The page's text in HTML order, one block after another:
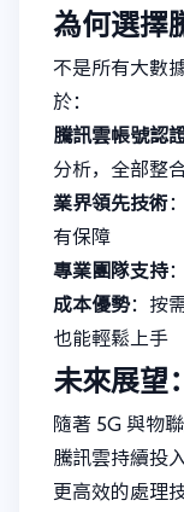
為何選擇
不是所有大數
於：
騰訊雲帳號認
分析，全部整
業界領先技術
有保障
專業團隊支持
成本優勢：按
也能輕鬆上手
未來展望
隨著 5G 與物
騰訊雲持續投
更高效的處理